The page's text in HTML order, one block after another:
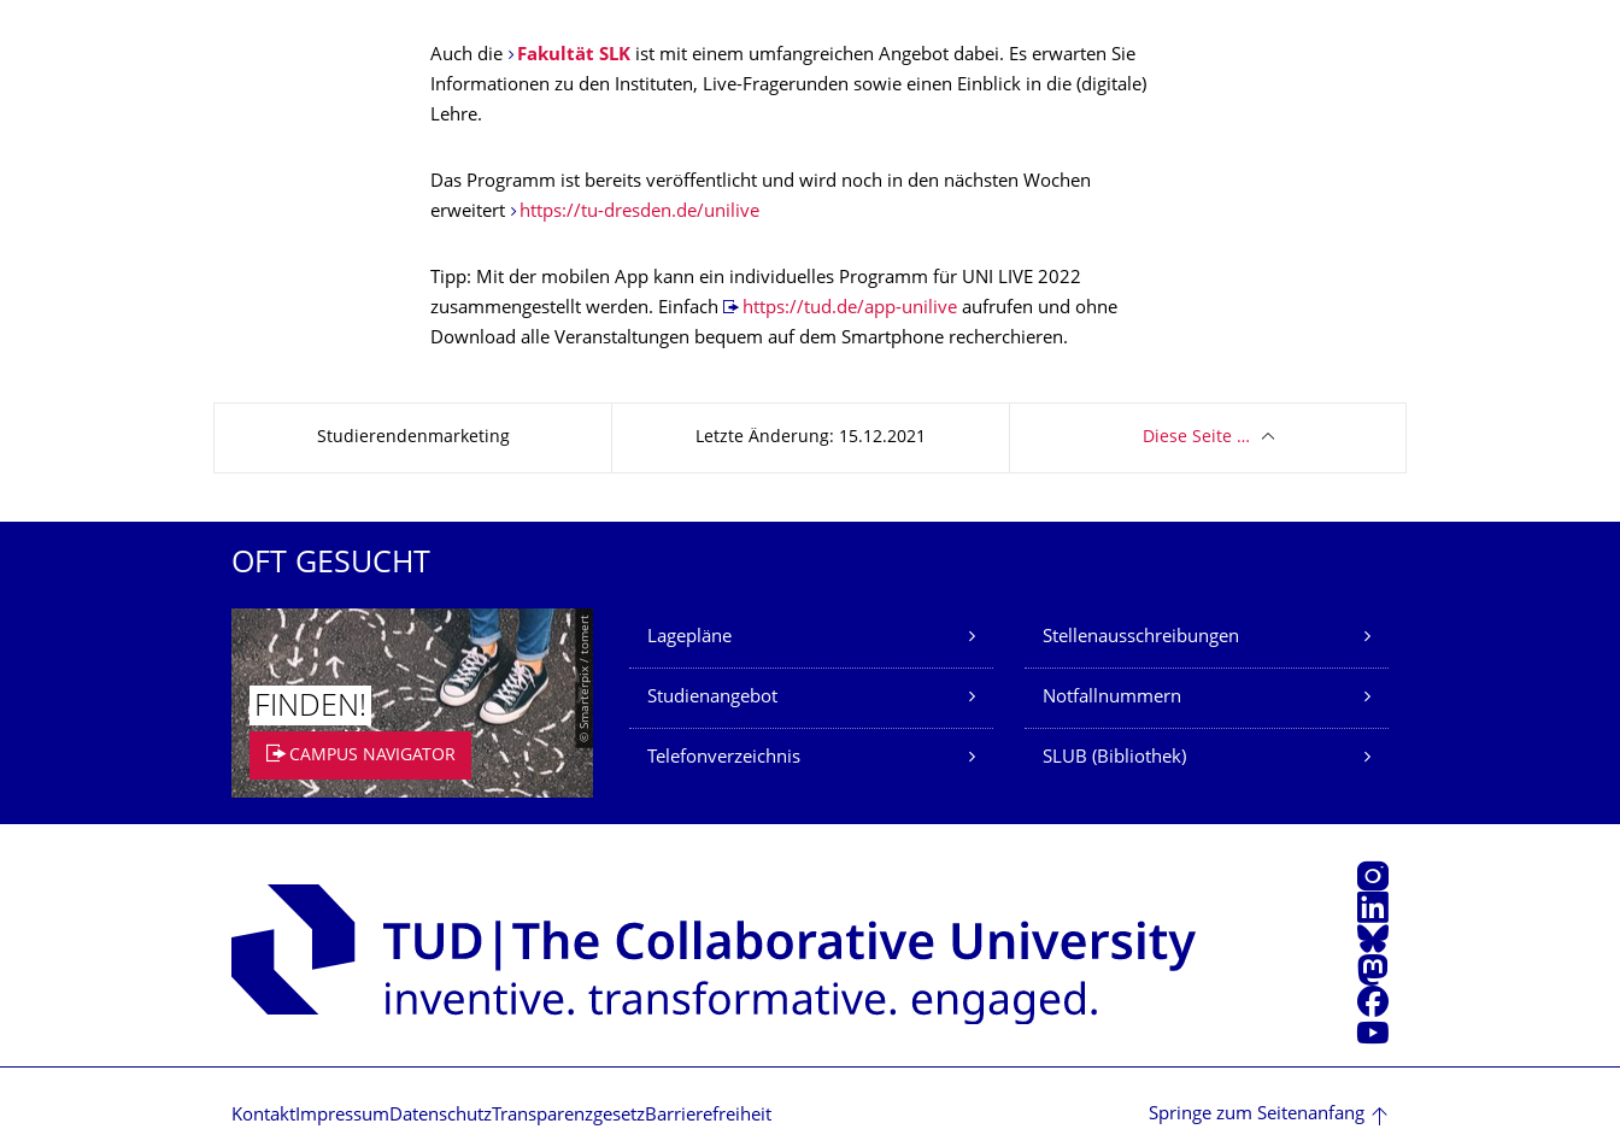
Auch die Fakultät SLK ist mit einem umfangreichen Angebot dabei. Es erwarten Sie
Informationen zu den Instituten, Live-Fragerunden sowie einen Einblick in die (digitale)
Lehre.
Das Programm ist bereits veröffentlicht und wird noch in den nächsten Wochen
erweitert
https://tu-dresden.de/unilive
Tipp: Mit der mobilen App kann ein individuelles Programm für UNI LIVE 2022
zusammengestellt werden. Einfach
https://tud.de/app-uniliveaufrufen und ohne
Download alle Veranstaltungen bequem auf dem Smartphone recherchieren.
Studierendenmarketing Letzte Änderung: 15.12.2021 Diese Seite …
OFT GESUCHT
© Smarterpix / tomert
FINDEN!
CAMPUS NAVIGATOR
Unsere Dienste
Lagepläne Stellenausschreibungen
Studienangebot Notfallnummern
Telefonverzeichnis SLUB (Bibliothek)
Instagram
LinkedIn
Bluesky
Mastodon
Facebook
Youtube
Kontakt Impressum DatenschutzTransparenzgesetzBarrierefreiheit Springe zum Seitenanfang